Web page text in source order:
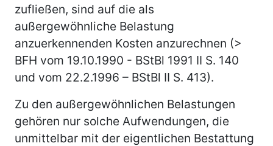
zufließen, sind auf die als
außergewöhnliche Belastung
anzuerkennenden Kosten anzurechnen (>
BFH vom 19.10.1990 - BStBl 1991 II S. 140
und vom 22.2.1996 – BStBl II S. 413).
Zu den außergewöhnlichen Belastungen
gehören nur solche Aufwendungen, die
unmittelbar mit der eigentlichen Bestattung